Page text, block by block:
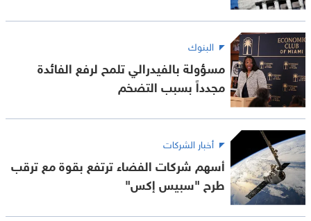
البنوك
مسؤولة بالفيدرالي تلمح لرفع الفائدة
مجدداً بسبب التضخم
أخبار الشركات
أسهم شركات الفضاء ترتفع بقوة مع ترقب
طرح "سبيس إكس"